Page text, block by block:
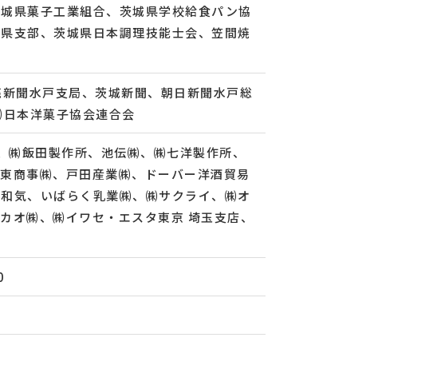
県菓子工業組合、茨城県学校給食パン協
支部、茨城県日本調理技能士会、笠間焼
聞水戸支局、茨城新聞、朝日新聞水戸総
本洋菓子協会連合会
飯田製作所、池伝㈱、㈱七洋製作所、
商事㈱、戸田産業㈱、ドーバー洋酒貿易
気、いばらく乳業㈱、㈱サクライ、㈱オ
オ㈱、㈱イワセ・エスタ東京 埼玉支店、